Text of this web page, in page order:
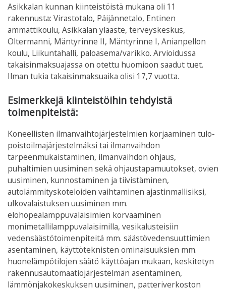
Asikkalan kunnan kiinteistöistä mukana oli 11
rakennusta: Virastotalo, Päijännetalo, Entinen
ammattikoulu, Asikkalan yläaste, terveyskeskus,
Oltermanni, Mäntyrinne II, Mäntyrinne I, Anianpellon
koulu, Liikuntahalli, paloasema/varikko. Arvioidussa
takaisinmaksuajassa on otettu huomioon saadut tuet.
Ilman tukia takaisinmaksuaika olisi 17,7 vuotta.
Esimerkkejä kiinteistöihin tehdyistä
toimenpiteistä:
Koneellisten ilmanvaihtojärjestelmien korjaaminen tulo-
poistoilmajärjestelmäksi tai ilmanvaihdon
tarpeenmukaistaminen, ilmanvaihdon ohjaus,
puhaltimien uusiminen sekä ohjaustapamuutokset, ovien
uusiminen, kunnostaminen ja tiivistäminen,
autolämmityskoteloiden vaihtaminen ajastinmallisiksi,
ulkovalaistuksen uusiminen mm.
elohopealamppuvalaisimien korvaaminen
monimetallilamppuvalaisimilla, vesikalusteisiin
vedensäästötoimenpiteitä mm. säästövedensuuttimien
asentaminen, käyttöteknisten ominaisuuksien mm.
huonelämpötilojen säätö käyttöajan mukaan, keskitetyn
rakennusautomaatiojärjestelmän asentaminen,
lämmönjakokeskuksen uusiminen, patteriverkoston